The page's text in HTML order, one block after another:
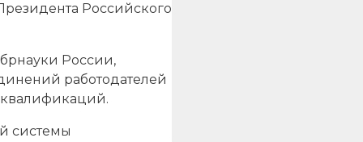
Российского
России,
работодателей
квалификаций.
системы